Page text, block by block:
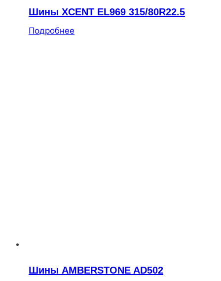
Шины XCENT EL969 315/80R22.5
Подробнее
Шины AMBERSTONE AD502